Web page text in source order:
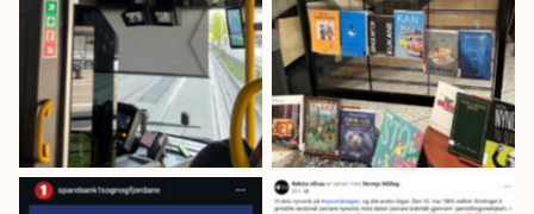
nynorsk på buss,
trikk og bane i heile
Stor-Oslo.
bibliotek hadde
nynorskbok-
utstilling.